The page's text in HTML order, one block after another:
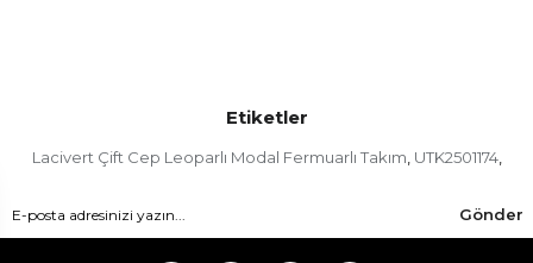
Etiketler
Lacivert Çift Cep Leoparlı Modal Fermuarlı Takım, UTK2501174,
Gönder